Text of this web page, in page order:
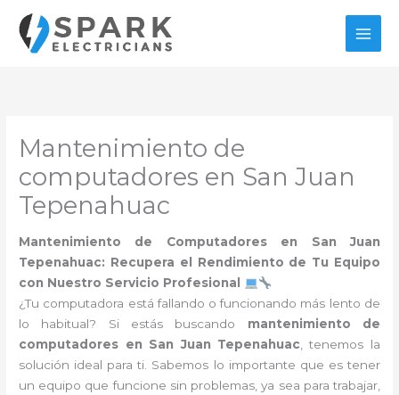
contenido
Mantenimiento de
computadores en San Juan
Tepenahuac
Mantenimiento de Computadores en San Juan
Tepenahuac: Recupera el Rendimiento de Tu Equipo
con Nuestro Servicio Profesional
¿Tu computadora está fallando o funcionando más lento de
lo habitual? Si estás buscando mantenimiento de
computadores en San Juan Tepenahuac, tenemos la
solución ideal para ti. Sabemos lo importante que es tener
un equipo que funcione sin problemas, ya sea para trabajar,